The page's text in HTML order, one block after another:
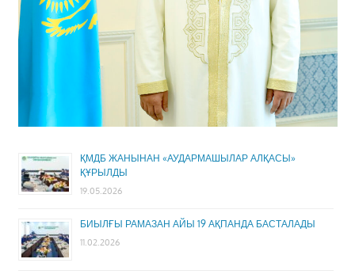
ҚМДБ ЖАНЫНАН «АУДАРМАШЫЛАР АЛҚАСЫ»
ҚҰРЫЛДЫ
19.05.2026
БИЫЛҒЫ РАМАЗАН АЙЫ 19 АҚПАНДА БАСТАЛАДЫ
11.02.2026